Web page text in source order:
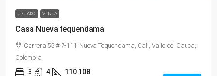
USUADO VENTA
Casa Nueva tequendama
Carrera 55 # 7-111, Nueva Tequendama, Cali, Valle del Cauca,
Colombia
3 4 110 108